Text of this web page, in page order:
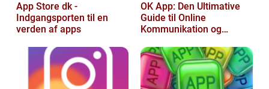
App Store dk -
Indgangsporten til en
verden af apps
OK App: Den Ultimative
Guide til Online
Kommunikation og